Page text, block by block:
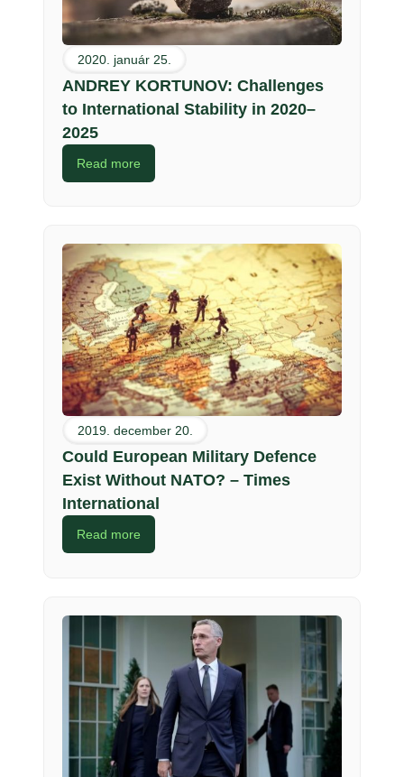
2020. január 25.
ANDREY KORTUNOV: Challenges
to International Stability in 2020–
2025
Read more
2019. december 20.
Could European Military Defence
Exist Without NATO? – Times
International
Read more